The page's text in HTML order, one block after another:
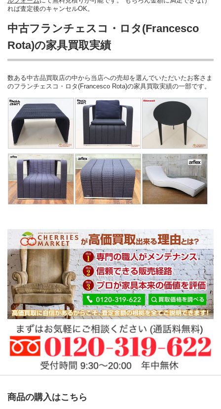
れば査定後のキャンセルOK。
中古フランチェスコ・ロタ(Francesco
Rota)の家具買取実績
数ある中古品買取店の中から当店への売却を選んでいただいたお客さま
のフランチェスコ・ロタ(Francesco Rota)の家具買取実績の一部です。
商品の購入はこちら